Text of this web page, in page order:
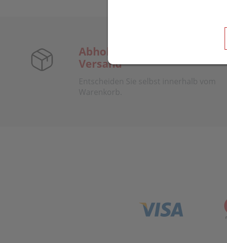
Abholung, Zustellung,
Versand
Entscheiden Sie selbst innerhalb vom
Warenkorb.